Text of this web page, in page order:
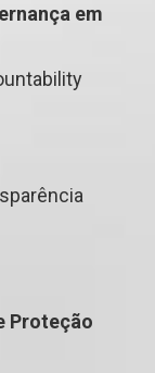
em
Proteção